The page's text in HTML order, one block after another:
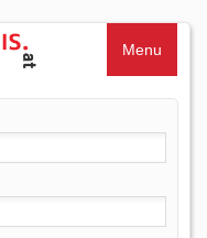
Menu